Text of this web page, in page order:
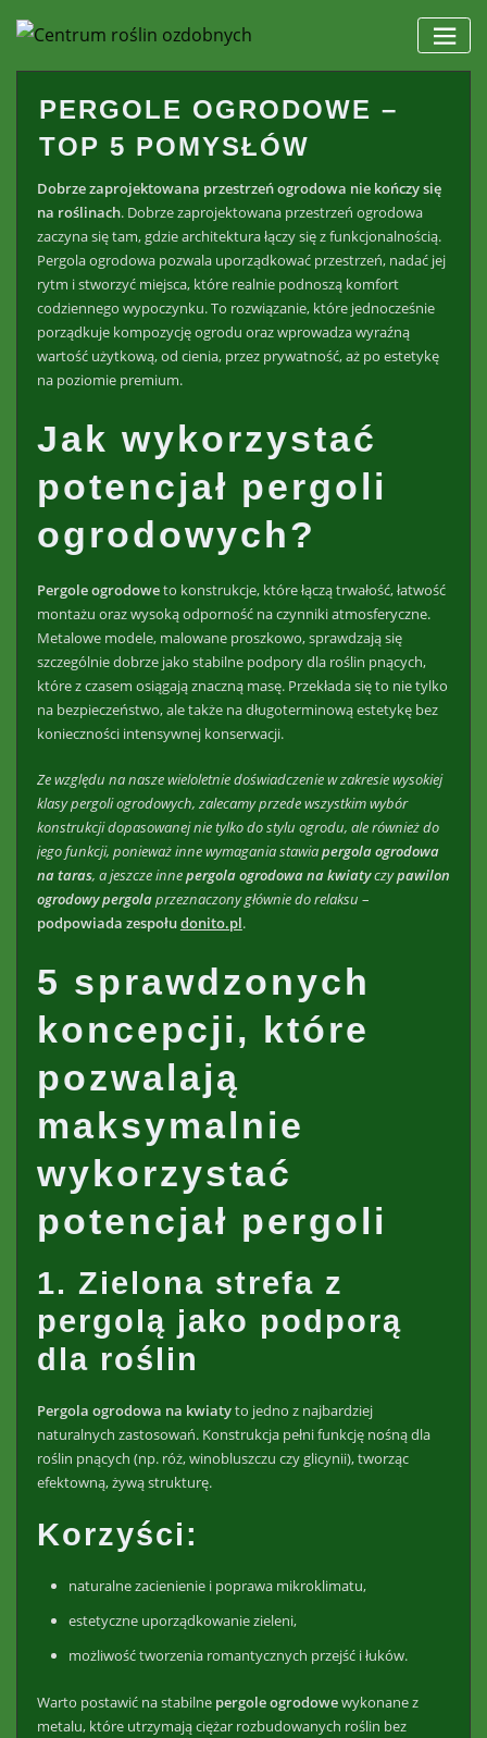
PERGOLE OGRODOWE –
TOP 5 POMYSŁÓW
Dobrze zaprojektowana przestrzeń ogrodowa nie kończy się
na roślinach. Dobrze zaprojektowana przestrzeń ogrodowa
zaczyna się tam, gdzie architektura łączy się z funkcjonalnością.
Pergola ogrodowa pozwala uporządkować przestrzeń, nadać jej
rytm i stworzyć miejsca, które realnie podnoszą komfort
codziennego wypoczynku. To rozwiązanie, które jednocześnie
porządkuje kompozycję ogrodu oraz wprowadza wyraźną
wartość użytkową, od cienia, przez prywatność, aż po estetykę
na poziomie premium.
Jak wykorzystać
potencjał pergoli
ogrodowych?
Pergole ogrodoweto konstrukcje, które łączą trwałość, łatwość
montażu oraz wysoką odporność na czynniki atmosferyczne.
Metalowe modele, malowane proszkowo, sprawdzają się
szczególnie dobrze jako stabilne podpory dla roślin pnących,
które z czasem osiągają znaczną masę. Przekłada się to nie tylko
na bezpieczeństwo, ale także na długoterminową estetykę bez
konieczności intensywnej konserwacji.
Ze względu na nasze wieloletnie doświadczenie w zakresie wysokiej
klasy pergoli ogrodowych, zalecamy przede wszystkim wybór
konstrukcji dopasowanej nie tylko do stylu ogrodu, ale również do
jego funkcji, ponieważ inne wymagania stawiapergola ogrodowa
na taras, a jeszcze innepergola ogrodowana kwiatyczypawilon
ogrodowy pergolaprzeznaczony głównie do relaksu –
podpowiada zespołudonito.pl.
5 sprawdzonych
koncepcji, które
pozwalają
maksymalnie
wykorzystać
potencjał pergoli
1. Zielona strefa z
pergolą jako podporą
dla roślin
Pergola ogrodowa na kwiatyto jedno z najbardziej
naturalnych zastosowań. Konstrukcja pełni funkcję nośną dla
roślin pnących (np. róż, winobluszczu czy glicynii), tworząc
efektowną, żywą strukturę.
Korzyści:
naturalne zacienienie i poprawa mikroklimatu,
estetyczne uporządkowanie zieleni,
możliwość tworzenia romantycznych przejść i łuków.
Warto postawić na stabilne pergole ogrodowewykonane z
metalu, które utrzymają ciężar rozbudowanych roślin bez